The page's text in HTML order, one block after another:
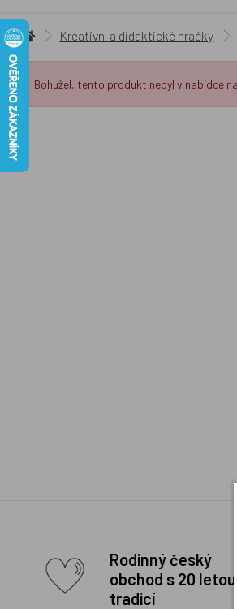
Kreativní a didaktické hračky
Bohužel, tento produkt nebyl v nabídce
Rodinný český
obchod s 20 letou
tradicí